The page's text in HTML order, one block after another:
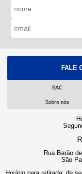
FALE
SAC
Sobre nós
Rua Barão
São